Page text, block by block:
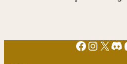
Facebook
X